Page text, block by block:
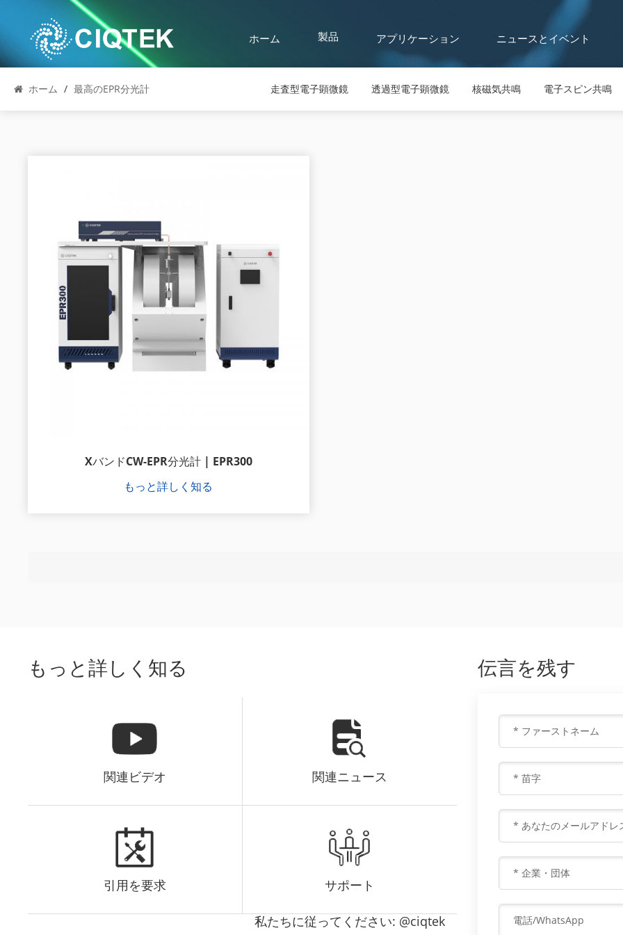
ホーム 製品 アプリケーション ニュースとイベント
ホーム / 最高のEPR分光計 走査型電子顕微鏡 透過型電子顕微鏡 核磁気共鳴 電子スピン共鳴
XバンドCW-EPR分光計 | EPR300
もっと詳しく知る
もっと詳しく知る
関連ビデオ 関連ニュース
引用を要求 サポート
私たちに従ってください: @ciqtek
伝言を残す